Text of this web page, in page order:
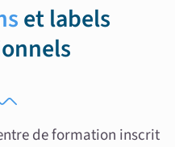
et labels
de formation inscrit